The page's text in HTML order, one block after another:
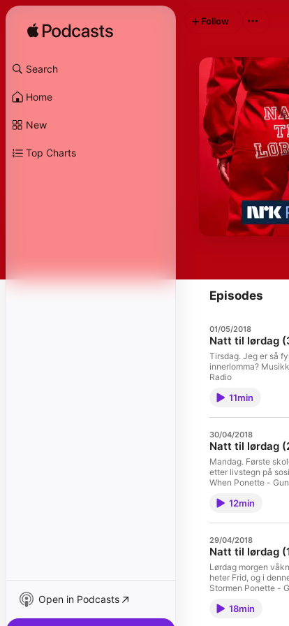
Search
Home
New
Top Charts
Open in Podcasts
Follow
Episodes
01/05/2018
Natt til lørdag
Tirsdag. Jeg er så
innerlomma?
Radio
11min
30/04/2018
Natt til lørdag
Mandag. Første
etter livstegn på
When Ponette -
12min
29/04/2018
Natt til lørdag
Lørdag morgen
heter Frid, og i
Stormen Ponette -
18min